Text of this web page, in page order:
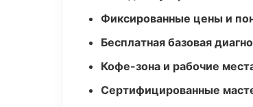
Фиксированные цены и
Бесплатная базовая
Кофе-зона и рабочие
Сертифицированные